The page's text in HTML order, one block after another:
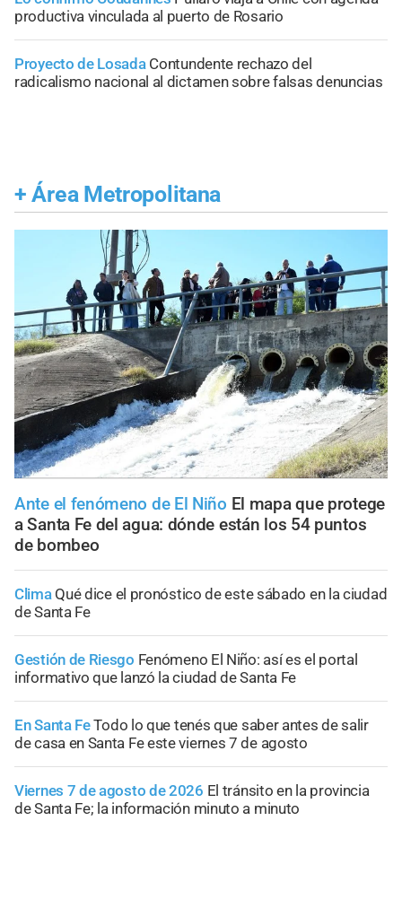
productiva vinculada al puerto de Rosario
Proyecto de Losada Contundente rechazo del
radicalismo nacional al dictamen sobre falsas denuncias
+ Área Metropolitana
Ante el fenómeno de El Niño El mapa que protege
a Santa Fe del agua: dónde están los 54 puntos
de bombeo
Clima Qué dice el pronóstico de este sábado en la ciudad
de Santa Fe
Gestión de Riesgo Fenómeno El Niño: así es el portal
informativo que lanzó la ciudad de Santa Fe
En Santa FeTodo lo que tenés que saber antes de salir
de casa en Santa Fe este viernes 7 de agosto
Viernes 7 de agosto de 2026 El tránsito en la provincia
de Santa Fe; la información minuto a minuto